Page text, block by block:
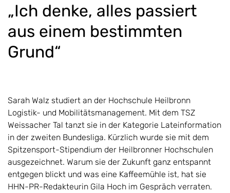
„Ich denke, alles passiert
aus einem bestimmten
Grund“
Sarah Walz studiert an der Hochschule Heilbronn
Logistik- und Mobilitätsmanagement. Mit dem TSZ
Weissacher Tal tanzt sie in der Kategorie Lateinformation
in der zweiten Bundesliga. Kürzlich wurde sie mit dem
Spitzensport-Stipendium der Heilbronner Hochschulen
ausgezeichnet. Warum sie der Zukunft ganz entspannt
entgegen blickt und was eine Kaffeemühle ist, hat sie
HHN-PR-Redakteurin Gila Hoch im Gespräch verraten.